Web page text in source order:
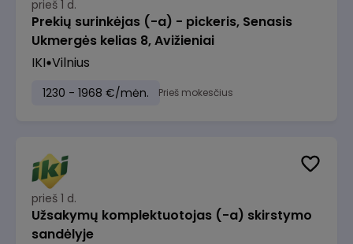
prieš 1 d.
Prekių surinkėjas (-a) - pickeris, Senasis
Ukmergės kelias 8, Avižieniai
IKI Vilnius
1230 - 1968 €/mėn. Prieš mokesčius
prieš 1 d.
Užsakymų komplektuotojas (-a) skirstymo
sandėlyje